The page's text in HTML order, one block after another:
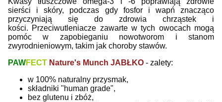
sierści i skóry, podczas gdy fosfor i wapń znacząco
przyczyniają się do zdrowia chrząstek i
kości. Przeciwutleniacze zawarte w tych owocach mogą
pomóc w zapobieganiu nowotworom i stanom
zwyrodnieniowym, takim jak choroby stawów.
PAWFECT Nature's Munch JABŁKO - zalety:
w 100% naturalny przysmak,
składniki "human grade",
bez glutenu i zbóż,